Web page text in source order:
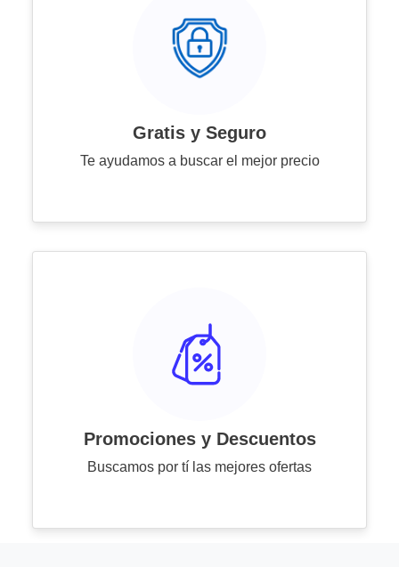
Gratis y Seguro
Te ayudamos a buscar el mejor precio
Promociones y Descuentos
Buscamos por tí las mejores ofertas